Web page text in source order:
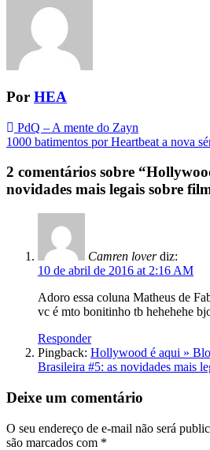
Por HEA
Navegação
da
Postagem
PdQ – A mente do Zayn
1000 batimentos por Heartbeat a nova
2 comentários sobre “
novidades mais legais sobre
Camren lover diz:
10 de abril de 2016 at 2:16 AM
Adoro essa coluna Matheus de
vc é mto bonitinho tb hehehehe
Responder
Pingback: Hollywood é aqui »
Brasileira #5: as novidades mais
Deixe um comentário
O seu endereço de e-mail não será
são marcados com *